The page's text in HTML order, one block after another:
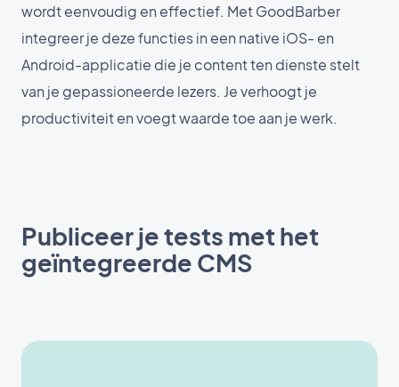
wordt eenvoudig en effectief. Met GoodBarber
integreer je deze functies in een native iOS- en
Android-applicatie die je content ten dienste stelt
van je gepassioneerde lezers. Je verhoogt je
productiviteit en voegt waarde toe aan je werk.
Publiceer je tests met het
geïntegreerde CMS